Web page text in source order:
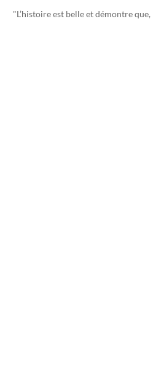
"L’histoire est belle et démontre